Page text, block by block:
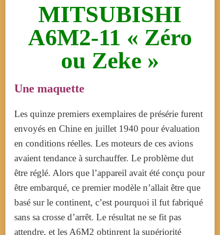
MITSUBISHI
A6M2-11 « Zéro
ou Zeke »
Une maquette
Les quinze premiers exemplaires de présérie furent
envoyés en Chine en juillet 1940 pour évaluation
en conditions réelles. Les moteurs de ces avions
avaient tendance à surchauffer. Le problème dut
être réglé. Alors que l’appareil avait été conçu pour
être embarqué, ce premier modèle n’allait être que
basé sur le continent, c’est pourquoi il fut fabriqué
sans sa crosse d’arrêt. Le résultat ne se fit pas
attendre, et les A6M2 obtinrent la supériorité